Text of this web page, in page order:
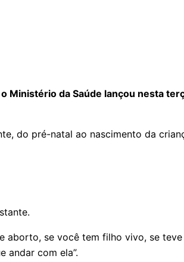
Ministério da Saúde lançou nesta
do pré-natal ao nascimento da
aborto, se você tem filho vivo, se
andar com ela”.